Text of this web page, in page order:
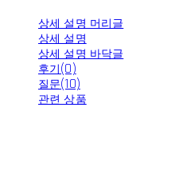
상세 설명 머리글
상세 설명
상세 설명 바닥글
후기(0)
질문(10)
관련 상품